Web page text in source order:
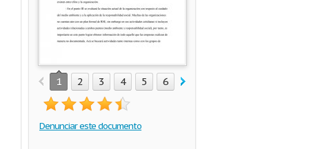
1 2 3 4 5 6 7
Denunciar este documento